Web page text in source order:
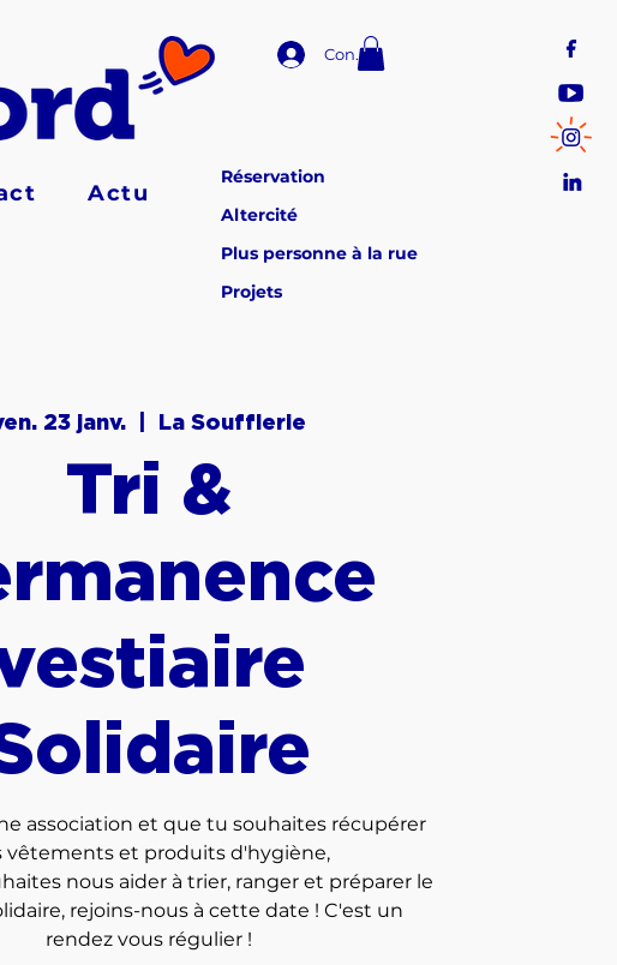
Connexion
Actu
Réservation
Altercité
Plus personne à la rue
Projets
23 janv.
  |
La Soufflerie
Tri &
association et que tu souhaites récupérer
vêtements et produits d'hygiène,
nous aider à trier, ranger et préparer le
rejoins-nous à cette date ! C'est un